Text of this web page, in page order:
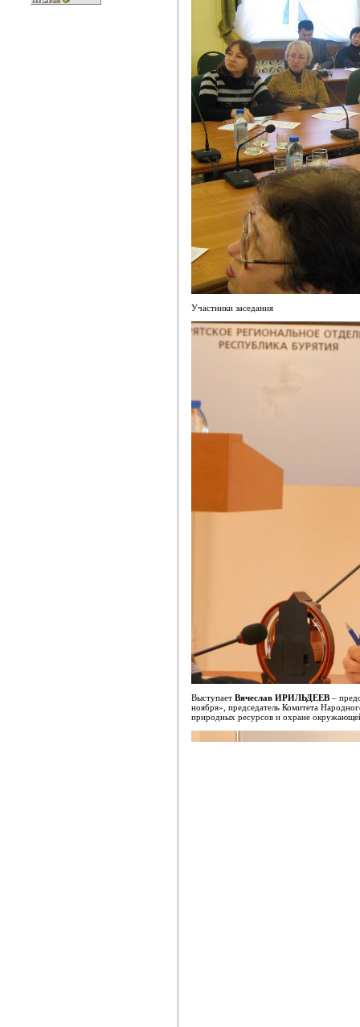
Участники заседания
Выступает Вячеслав ИРИЛЬДЕЕВ –
ноября», председатель Комитета
природных ресурсов и охране